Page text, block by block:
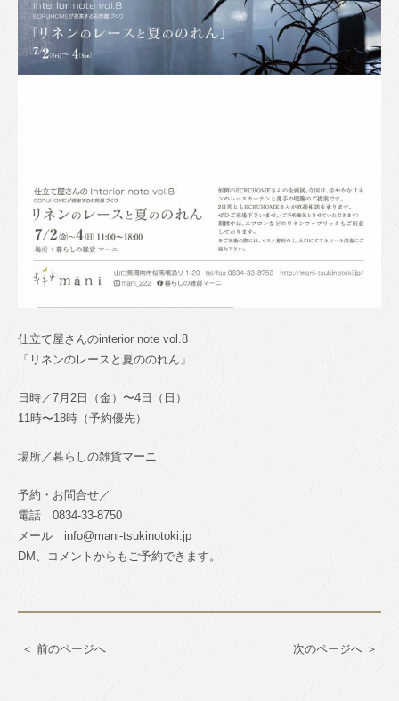
仕立て屋さんのinterior note vol.8
「リネンのレースと夏ののれん」
日時／7月2日（金）〜4日（日）
11時〜18時（予約優先）
場所／暮らしの雑貨マーニ
予約・お問合せ／
電話 0834-33-8750
メール info@mani-tsukinotoki.jp
DM、コメントからもご予約できます。
前のページへ 次のページへ